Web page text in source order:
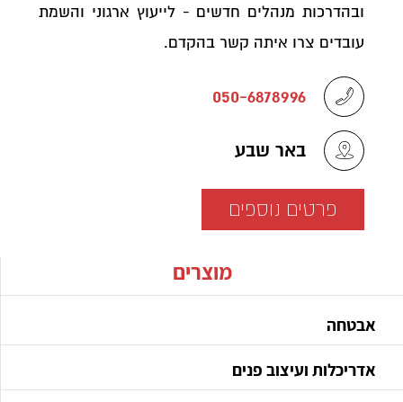
מוצרים
אבטחה
אדריכלות ועיצוב פנים
ובהדרכות מנהלים חדשים - לייעוץ ארגוני והשמת
עובדים צרו איתה קשר בהקדם.
050-6878996
באר שבע
פרטים נוספים